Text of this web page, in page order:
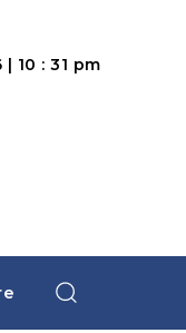
10 : 31 pm